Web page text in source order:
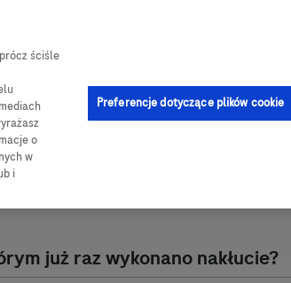
już raz wykonano nakłucie?
ściśle
o
w
i
Preferencje dotyczące plików cookie